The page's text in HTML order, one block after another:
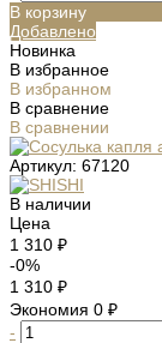
В корзину
Добавлено
Новинка
В избранное
В избранном
В сравнение
В сравнении
Артикул: 67120
В наличии
Цена
1 310 ₽
-0%
1 310 ₽
Экономия 0 ₽
-